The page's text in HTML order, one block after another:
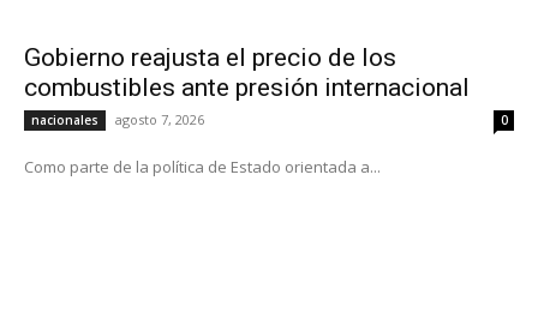
Gobierno reajusta el precio de los
combustibles ante presión internacional
nacionales agosto 7, 2026 0
Como parte de la política de Estado orientada a...